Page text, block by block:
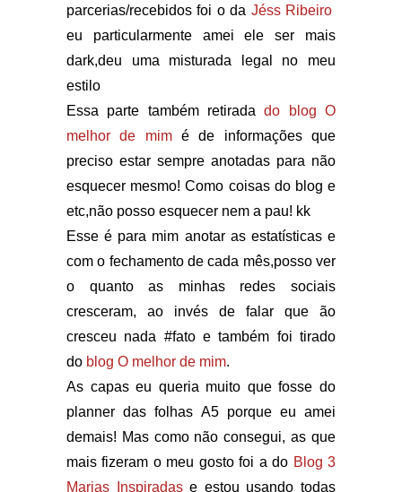
parcerias/recebidos foi o da Jéss Ribeiro
eu particularmente amei ele ser mais
dark,deu uma misturada legal no meu
estilo
Essa parte também retiradado blog O
melhor de mimé de informações que
preciso estar sempre anotadas para não
esquecer mesmo! Como coisas do blog e
etc,não posso esquecer nem a pau! kk
Esse é para mim anotar as estatísticas e
com o fechamento de cada mês,posso ver
o quanto as minhas redes sociais
cresceram, ao invés de falar que ão
cresceu nada #fato e também foi tirado
do blog O melhor de mim.
As capas eu queria muito que fosse do
planner das folhas A5 porque eu amei
demais! Mas como não consegui, as que
mais fizeram o meu gosto foi a do Blog 3
Marias Inspiradase estou usando todas